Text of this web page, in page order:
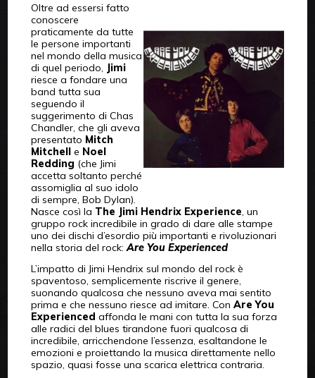
Oltre ad essersi fatto
conoscere
praticamente da tutte
le persone importanti
nel mondo della musica
di quel periodo, Jimi
riesce a fondare una
band tutta sua
seguendo il
suggerimento di Chas
Chandler, che gli aveva
presentato Mitch
Mitchelle Noel
Redding (che Jimi
accetta soltanto perché
assomiglia al suo idolo
di sempre, Bob Dylan).
Nasce così la The Jimi Hendrix Experience, un
gruppo rock incredibile in grado di dare alle stampe
uno dei dischi d’esordio più importanti e rivoluzionari
nella storia del rock:Are You Experienced
L’impatto di Jimi Hendrix sul mondo del rock è
spaventoso, semplicemente riscrive il genere,
suonando qualcosa che nessuno aveva mai sentito
prima e che nessuno riesce ad imitare. Con Are You
Experienced affonda le mani con tutta la sua forza
alle radici del blues tirandone fuori qualcosa di
incredibile, arricchendone l’essenza, esaltandone le
emozioni e proiettando la musica direttamente nello
spazio, quasi fosse una scarica elettrica contraria.